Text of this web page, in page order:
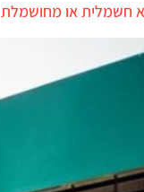
חשמלית או מחושמלת